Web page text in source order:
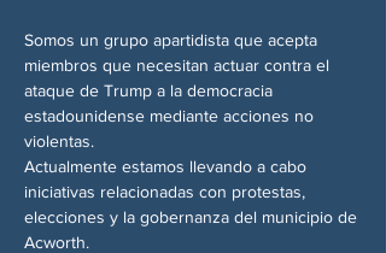
Somos un grupo apartidista que acepta
miembros que necesitan actuar contra el
ataque de Trump a la democracia
estadounidense mediante acciones no
violentas.
Actualmente estamos llevando a cabo
iniciativas relacionadas con protestas,
elecciones y la gobernanza del municipio de
Acworth.